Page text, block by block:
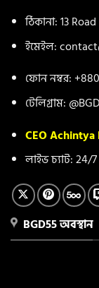
ঠিকানা: 13
ইমেইল:
ফোন নম্বর:
টেলিগ্রাম:
CEO Achintya
লাইভ চ্যাট: 24/7
BGD55 অবস্থান